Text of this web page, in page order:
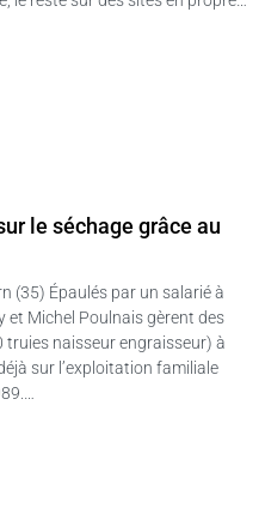
le séchage grâce au
(35) Épaulés par un salarié à
et Michel Poulnais gèrent des
truies naisseur engraisseur) à
sur l’exploitation familiale